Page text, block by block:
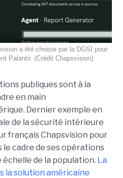
a été choisie par la DGSI pour
Palantir. (Crédit Chapsvision)
publiques sont à la
en main
Dernier exemple en
de la sécurité intérieure
français Chapsvision pour
le cadre de ses opérations
de la population. La
la solution américaine